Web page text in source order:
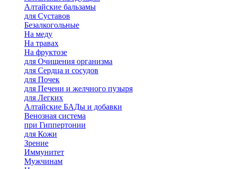
Алтайские бальзамы
для Суставов
Безалкогольные
На меду
На травах
На фруктозе
для Очищения организма
для Сердца и сосудов
для Почек
для Печени и желчного пузыря
для Легких
Алтайские БАДы и добавки
Венозная система
при Гиппертонии
для Кожи
Зрение
Иммунитет
Мужчинам